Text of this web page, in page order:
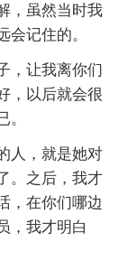
，虽然当时我
会记住的。
，让我离你们
，以后就会很
。
人，就是她对
。之后，我才
，在你们哪边
，我才明白